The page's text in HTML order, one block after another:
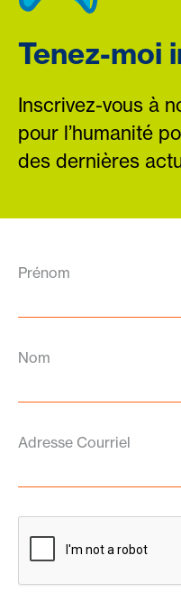
Tenez-moi
Inscrivez-vous à
pour l’humanité
des dernières
Prénom
Nom
Adresse Courriel